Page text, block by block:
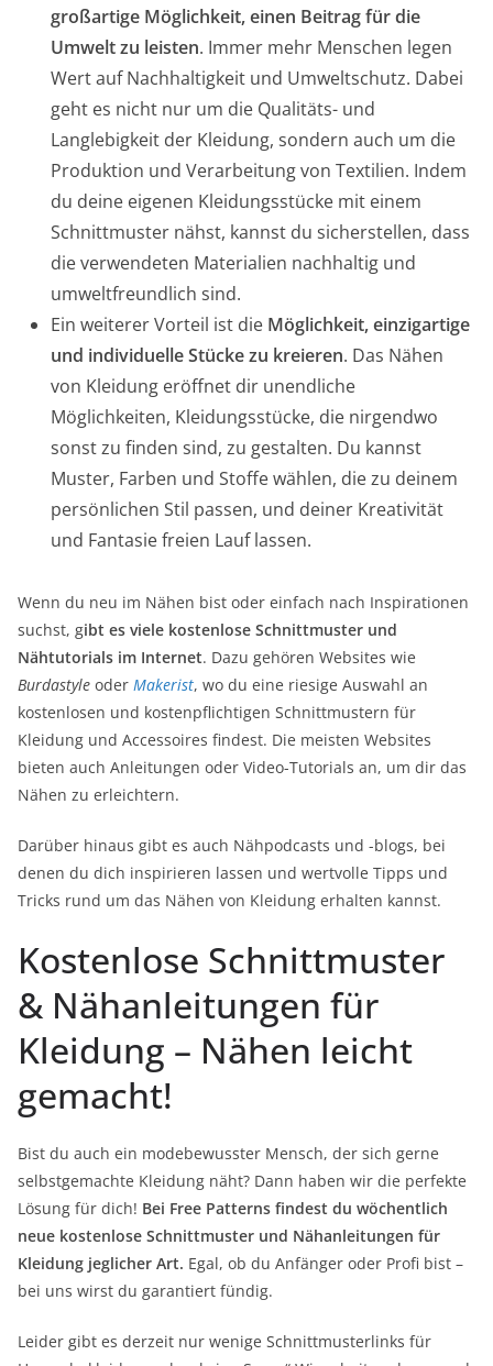
großartige Möglichkeit, einen Beitrag für die
Umwelt zu leisten. Immer mehr Menschen legen
Wert auf Nachhaltigkeit und Umweltschutz. Dabei
geht es nicht nur um die Qualitäts- und
Langlebigkeit der Kleidung, sondern auch um die
Produktion und Verarbeitung von Textilien. Indem
du deine eigenen Kleidungsstücke mit einem
Schnittmuster nähst, kannst du sicherstellen, dass
die verwendeten Materialien nachhaltig und
umweltfreundlich sind.
Ein weiterer Vorteil ist die Möglichkeit, einzigartige
und individuelle Stücke zu kreieren. Das Nähen
von Kleidung eröffnet dir unendliche
Möglichkeiten, Kleidungsstücke, die nirgendwo
sonst zu finden sind, zu gestalten. Du kannst
Muster, Farben und Stoffe wählen, die zu deinem
persönlichen Stil passen, und deiner Kreativität
und Fantasie freien Lauf lassen.
Wenn du neu im Nähen bist oder einfach nach Inspirationen
suchst, gibt es viele kostenlose Schnittmuster und
Nähtutorials im Internet. Dazu gehören Websites wie
Burdastyle oder Makerist, wo du eine riesige Auswahl an
kostenlosen und kostenpflichtigen Schnittmustern für
Kleidung und Accessoires findest. Die meisten Websites
bieten auch Anleitungen oder Video-Tutorials an, um dir das
Nähen zu erleichtern.
Darüber hinaus gibt es auch Nähpodcasts und -blogs, bei
denen du dich inspirieren lassen und wertvolle Tipps und
Tricks rund um das Nähen von Kleidung erhalten kannst.
Kostenlose Schnittmuster
& Nähanleitungen für
Kleidung – Nähen leicht
gemacht!
Bist du auch ein modebewusster Mensch, der sich gerne
selbstgemachte Kleidung näht? Dann haben wir die perfekte
Lösung für dich! Bei Free Patterns findest du wöchentlich
neue kostenlose Schnittmuster und Nähanleitungen für
Kleidung jeglicher Art. Egal, ob du Anfänger oder Profi bist –
bei uns wirst du garantiert fündig.
Leider gibt es derzeit nur wenige Schnittmusterlinks für